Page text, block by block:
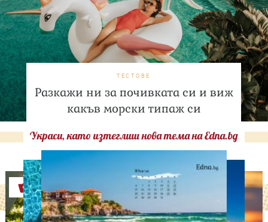
ТЕСТОВЕ
Разкажи ни за почивката си и виж
какъв морски типаж си
Украси, като изтеглиш нова тема на Edna.bg
Оферти